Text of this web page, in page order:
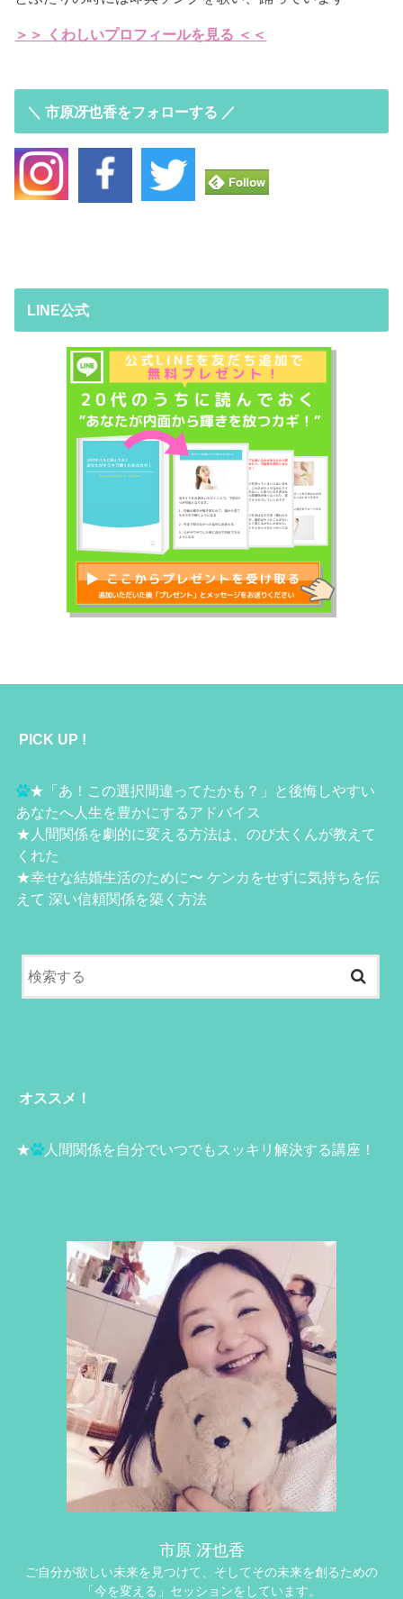
＞＞ くわしいプロフィールを見る ＜＜
＼ 市原冴也香をフォローする ／
LINE公式
PICK UP !
★ 「あ！この選択間違ってたかも？」と後悔しやすい
あなたへ人生を豊かにするアドバイス
★ 人間関係を劇的に変える方法は、のび太くんが教えて
くれた
★幸せな結婚生活のために〜 ケンカをせずに気持ちを伝
えて 深い信頼関係を築く方法
オススメ！
★ 人間関係を自分でいつでもスッキリ解決する講座！
市原 冴也香
ご自分が欲しい未来を見つけて、そしてその未来を創るための
「今を変える」セッションをしています。